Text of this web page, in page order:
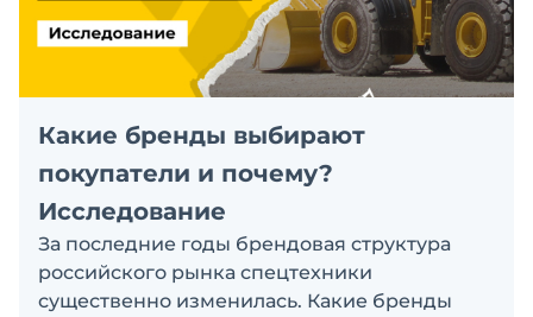
Какие бренды выбирают
покупатели и почему?
Исследование
За последние годы брендовая структура
российского рынка спецтехники
существенно изменилась. Какие бренды